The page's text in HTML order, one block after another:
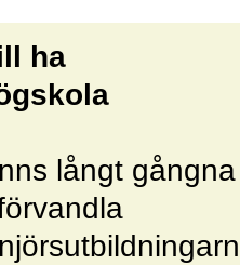
ha
långt gångna